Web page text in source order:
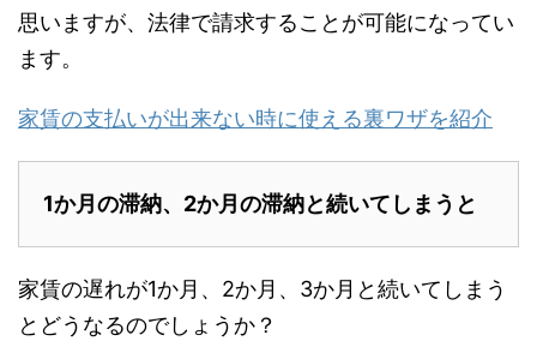
思いますが、法律で請求することが可能になってい
ます。
家賃の支払いが出来ない時に使える裏ワザを紹介
1か月の滞納、2か月の滞納と続いてしまうと
家賃の遅れが1か月、2か月、3か月と続いてしまう
とどうなるのでしょうか？